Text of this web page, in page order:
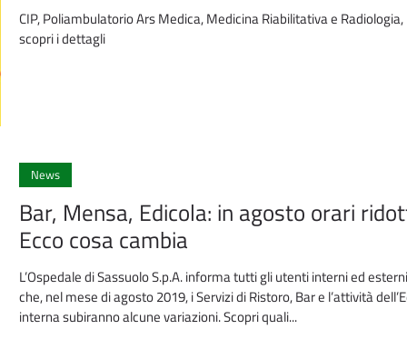
CIP, Poliambulatorio Ars Medica, Medicina Riabilitativa e Radiologia,
scopri i dettagli
News
Bar, Mensa, Edicola: in agosto orari
Ecco cosa cambia
L’Ospedale di Sassuolo S.p.A. informa tutti gli utenti interni ed esterni
che, nel mese di agosto 2019, i Servizi di Ristoro, Bar e l’attività
interna subiranno alcune variazioni. Scopri quali...